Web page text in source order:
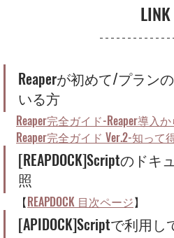
LINK
Reaperが初めて/プラン
いる方
Reaper完全ガイド-Reaper導入
Reaper完全ガイド Ver.2-知っ
[REAPDOCK]Scriptのド
照
【REAPDOCK 目次ページ】
[APIDOCK]Scriptで利用